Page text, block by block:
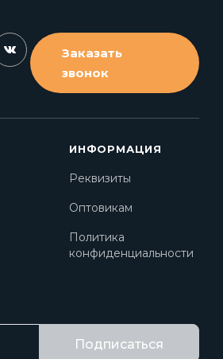
Заказать
звонок
ИНФОРМАЦИЯ
Реквизиты
Оптовикам
Политика
конфиденциальности
Подписаться